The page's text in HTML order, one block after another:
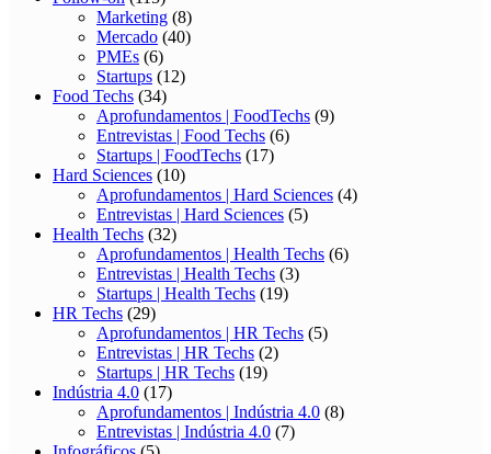
Marketing (8)
Mercado (40)
PMEs (6)
Startups (12)
Food Techs (34)
Aprofundamentos | FoodTechs (9)
Entrevistas | Food Techs (6)
Startups | FoodTechs (17)
Hard Sciences (10)
Aprofundamentos | Hard Sciences (4)
Entrevistas | Hard Sciences (5)
Health Techs (32)
Aprofundamentos | Health Techs (6)
Entrevistas | Health Techs (3)
Startups | Health Techs (19)
HR Techs (29)
Aprofundamentos | HR Techs (5)
Entrevistas | HR Techs (2)
Startups | HR Techs (19)
Indústria 4.0 (17)
Aprofundamentos | Indústria 4.0 (8)
Entrevistas | Indústria 4.0 (7)